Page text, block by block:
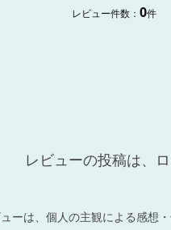
レビュー件数： 0件
レビューの投稿は、
ーは、個人の主観による感想